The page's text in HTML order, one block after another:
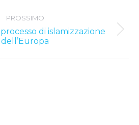
PROSSIMO
Next
post:
di islamizzazione
dell’Europa